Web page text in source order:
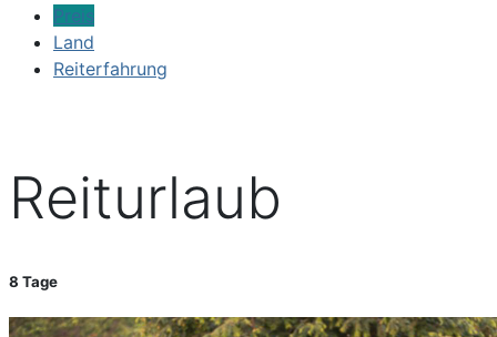
Preis
Land
Reiterfahrung
Reiturlaub
8 Tage